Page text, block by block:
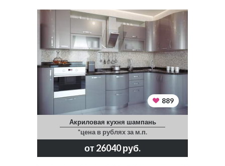
889
Акриловая кухня шампань
*цена в рублях за м.п.
от 26040 руб.